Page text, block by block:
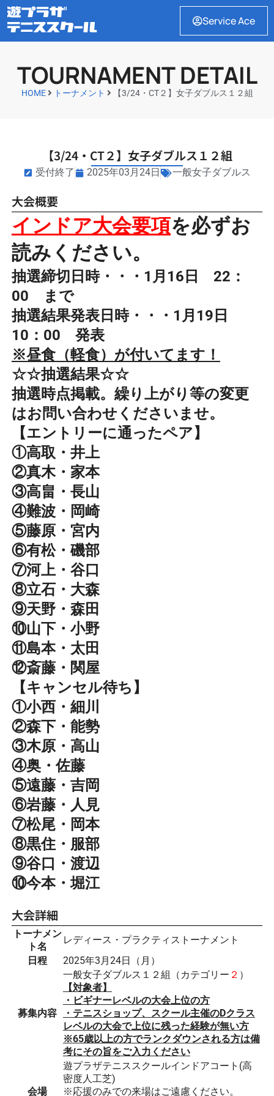
Service Ace
TOURNAMENT DETAIL
HOME トーナメント 【3/24・CT２】女子ダブルス１２組
【3/24・CT２】女子ダブルス１２組
受付終了 2025年03月24日 一般女子ダブルス
大会概要
インドア大会要項を必ずお
読みください。
抽選締切日時・・・1月16日 22：
00 まで
抽選結果発表日時・・・1月19日
10：00 発表
※昼食（軽食）が付いてます！
☆☆抽選結果☆☆
抽選時点掲載。繰り上がり等の変更
はお問い合わせくださいませ。
【エントリーに通ったペア】
①高取・井上
②真木・家本
③高畠・長山
④難波・岡崎
⑤藤原・宮内
⑥有松・磯部
⑦河上・谷口
⑧立石・大森
⑨天野・森田
⑩山下・小野
⑪島本・太田
⑫斎藤・関屋
【キャンセル待ち】
①小西・細川
②森下・能勢
③木原・高山
④奥・佐藤
⑤遠藤・吉岡
⑥岩藤・人見
⑦松尾・岡本
⑧黒住・服部
⑨谷口・渡辺
⑩今本・堀江
大会詳細
トーナメン
ト名
レディース・プラクティストーナメント
日程
2025年3月24日（月）
募集内容
一般女子ダブルス１２組（カテゴリー ２ ）
【対象者】
・ビギナーレベルの大会上位の方
・テニスショップ、スクール主催のDクラス
レベルの大会で上位に残った経験が無い方
※65歳以上の方でランクダウンされる方は備
考にその旨をご入力ください
会場
遊プラザテニススクールインドアコート(高
密度人工芝)
※応援のみでの来場はご遠慮ください。